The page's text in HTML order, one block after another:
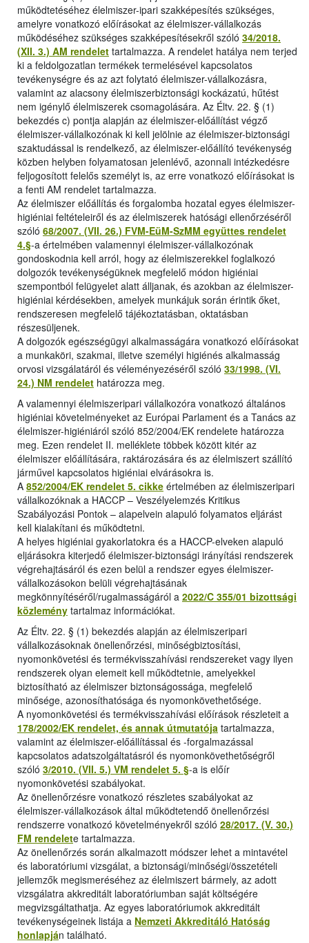
működtetéséhez élelmiszer-ipari szakképesítés szükséges,
amelyre vonatkozó előírásokat az élelmiszer-vállalkozás
működéséhez szükséges szakképesítésekről szóló 34/2018.
(XII. 3.) AM rendelet tartalmazza. A rendelet hatálya nem terjed
ki a feldolgozatlan termékek termelésével kapcsolatos
tevékenységre és az azt folytató élelmiszer-vállalkozásra,
valamint az alacsony élelmiszerbiztonsági kockázatú, hűtést
nem igénylő élelmiszerek csomagolására. Az Éltv. 22. § (1)
bekezdés c) pontja alapján az élelmiszer-előállítást végző
élelmiszer-vállalkozónak ki kell jelölnie az élelmiszer-biztonsági
szaktudással is rendelkező, az élelmiszer-előállító tevékenység
közben helyben folyamatosan jelenlévő, azonnali intézkedésre
feljogosított felelős személyt is, az erre vonatkozó előírásokat is
a fenti AM rendelet tartalmazza.
Az élelmiszer előállítás és forgalomba hozatal egyes élelmiszer-
higiéniai feltételeiről és az élelmiszerek hatósági ellenőrzéséről
szóló 68/2007. (VII. 26.) FVM-EüM-SzMM együttes rendelet
4.§-a értelmében valamennyi élelmiszer-vállalkozónak
gondoskodnia kell arról, hogy az élelmiszerekkel foglalkozó
dolgozók tevékenységüknek megfelelő módon higiéniai
szempontból felügyelet alatt álljanak, és azokban az élelmiszer-
higiéniai kérdésekben, amelyek munkájuk során érintik őket,
rendszeresen megfelelő tájékoztatásban, oktatásban
részesüljenek.
A dolgozók egészségügyi alkalmasságára vonatkozó előírásokat
a munkaköri, szakmai, illetve személyi higiénés alkalmasság
orvosi vizsgálatáról és véleményezéséről szóló 33/1998. (VI.
24.) NM rendelet határozza meg.
A valamennyi élelmiszeripari vállalkozóra vonatkozó általános
higiéniai követelményeket az Európai Parlament és a Tanács az
élelmiszer-higiéniáról szóló 852/2004/EK rendelete határozza
meg. Ezen rendelet II. melléklete többek között kitér az
élelmiszer előállítására, raktározására és az élelmiszert szállító
járművel kapcsolatos higiéniai elvárásokra is.
A 852/2004/EK rendelet 5. cikke értelmében az élelmiszeripari
vállalkozóknak a HACCP – Veszélyelemzés Kritikus
Szabályozási Pontok – alapelvein alapuló folyamatos eljárást
kell kialakítani és működtetni.
A helyes higiéniai gyakorlatokra és a HACCP-elveken alapuló
eljárásokra kiterjedő élelmiszer-biztonsági irányítási rendszerek
végrehajtásáról és ezen belül a rendszer egyes élelmiszer-
vállalkozásokon belüli végrehajtásának
megkönnyítéséről/rugalmasságáról a 2022/C 355/01 bizottsági
közlemény tartalmaz információkat.
Az Éltv. 22. § (1) bekezdés alapján az élelmiszeripari
vállalkozásoknak önellenőrzési, minőségbiztosítási,
nyomonkövetési és termékvisszahívási rendszereket vagy ilyen
rendszerek olyan elemeit kell működtetnie, amelyekkel
biztosítható az élelmiszer biztonságossága, megfelelő
minősége, azonosíthatósága és nyomonkövethetősége.
A nyomonkövetési és termékvisszahívási előírások részleteit a
178/2002/EK rendelet, és annak útmutatója tartalmazza,
valamint az élelmiszer-előállítással és -forgalmazással
kapcsolatos adatszolgáltatásról és nyomonkövethetőségről
szóló 3/2010. (VII. 5.) VM rendelet 5. §-a is előír
nyomonkövetési szabályokat.
Az önellenőrzésre vonatkozó részletes szabályokat az
élelmiszer-vállalkozások által működtetendő önellenőrzési
rendszerre vonatkozó követelményekről szóló 28/2017. (V. 30.)
FM rendelete tartalmazza.
Az önellenőrzés során alkalmazott módszer lehet a mintavétel
és laboratóriumi vizsgálat, a biztonsági/minőségi/összetételi
jellemzők megismeréséhez az élelmiszert bármely, az adott
vizsgálatra akkreditált laboratóriumban saját költségére
megvizsgáltathatja. Az egyes laboratóriumok akkreditált
tevékenységeinek listája a Nemzeti Akkreditáló Hatóság
honlapján található.